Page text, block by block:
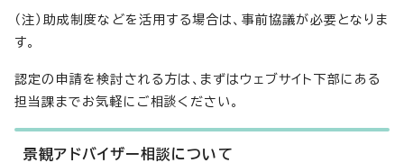
（注）助成制度などを活用する場合は、事前協議が必要となりま
す。
認定の申請を検討される方は、まずはウェブサイト下部にある
担当課までお気軽にご相談ください。
景観アドバイザー相談について